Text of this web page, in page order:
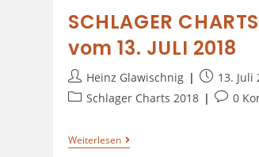
SCHLAGER
vom 13. JULI 2018
Heinz Glawischnig
13. Juli
Schlager Charts 2018
0
Weiterlesen